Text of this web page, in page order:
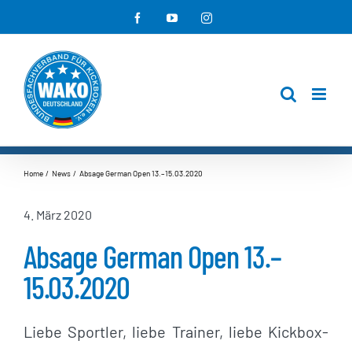
Inhalt
springen
FacebookYouTubeInstagram
Home News Absage German Open 13.–15.03.2020
4. März 2020
Absage German Open 13.–
15.03.2020
Liebe Sportler, liebe Trainer, liebe Kickbox-